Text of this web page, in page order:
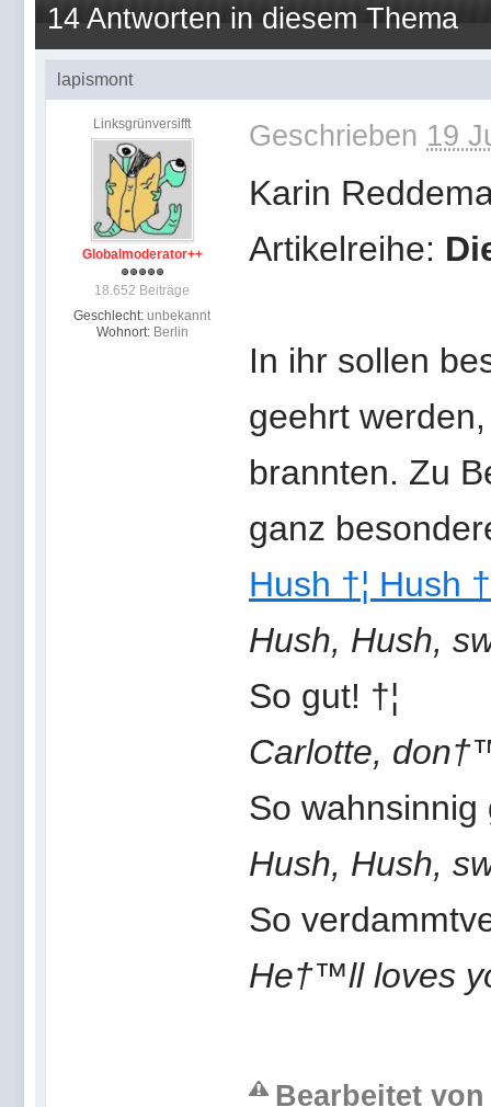
14 Antworten in diesem Thema
lapismont
Linksgrünversifft
Globalmoderator++
18.652 Beiträge
Geschlecht: unbekannt
Wohnort: Berlin
Geschrieben 19
Karin
Artikelreihe:
In ihr sollen
geehrt
brannten. Zu
ganz
Hush †¦ Hush
Hush, Hush,
So gut! †¦
Carlotte,
So wahnsinnig
Hush, Hush,
So
He†™ll loves
Bearbeitet